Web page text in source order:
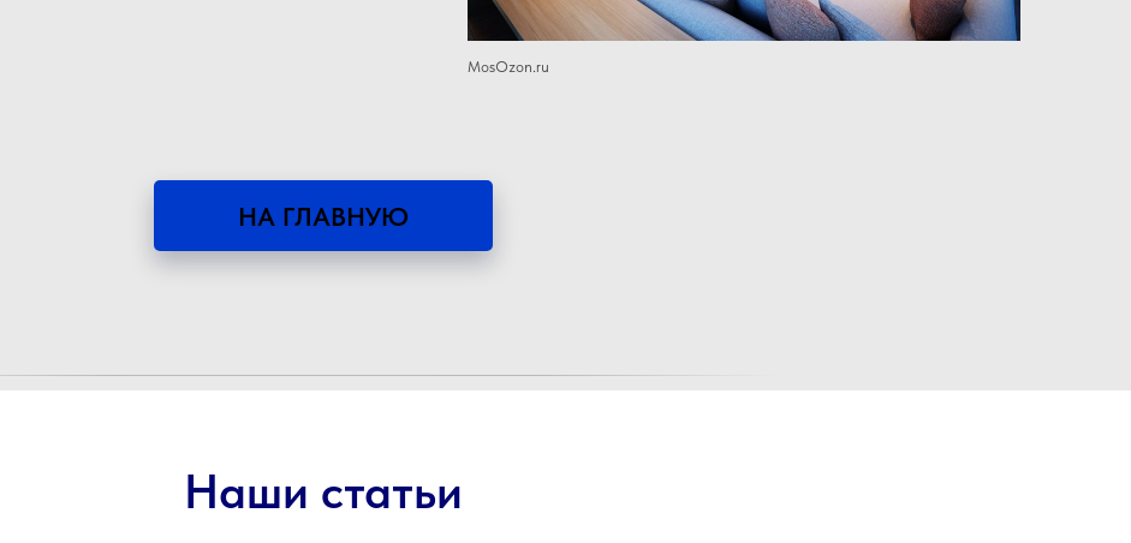
MosOzon.ru
НА ГЛАВНУЮ
Наши статьи